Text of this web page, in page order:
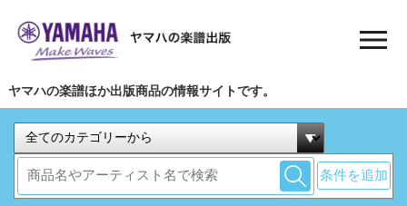
ヤマハの楽譜ほか出版商品の情報サイトです。
条件を追加